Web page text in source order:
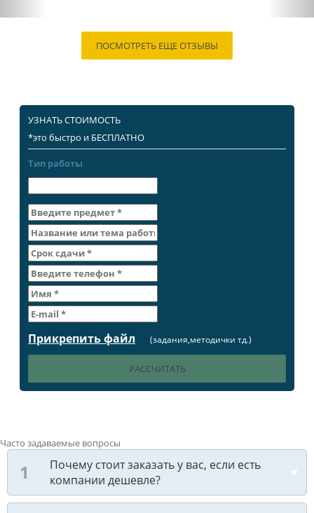
ПОСМОТРЕТЬ ЕЩЕ ОТЗЫВЫ
УЗНАТЬ СТОИМОСТЬ
*это быстро и БЕСПЛАТНО
Тип работы
Прикрепить файл (задания,методички тд.)
Часто задаваемые вопросы
Почему стоит заказать у вас, если есть
компании дешевле?